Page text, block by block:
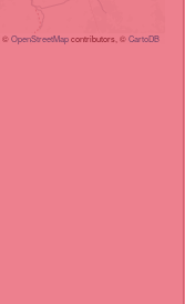
©OpenStreetMapcontributors, ©CartoDB